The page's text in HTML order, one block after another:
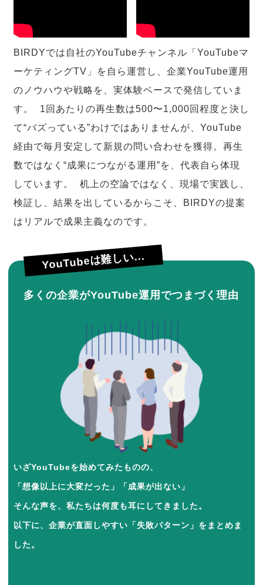
BIRDYでは自社のYouTubeチャンネル「YouTubeマ
ーケティングTV」を自ら運営し、企業YouTube運用
のノウハウや戦略を、実体験ベースで発信していま
す。 1回あたりの再生数は500〜1,000回程度と決し
て“バズっている”わけではありませんが、YouTube
経由で毎月安定して新規の問い合わせを獲得。再生
数ではなく“成果につながる運用”を、代表自ら体現
しています。 机上の空論ではなく、現場で実践し、
検証し、結果を出しているからこそ、BIRDYの提案
はリアルで成果主義なのです。
YouTubeは難しい...
多くの企業がYouTube運用でつまづく理由
いざYouTubeを始めてみたものの、
「想像以上に大変だった」「成果が出ない」
そんな声を、私たちは何度も耳にしてきました。
以下に、企業が直面しやすい「失敗パターン」をまとめま
した。